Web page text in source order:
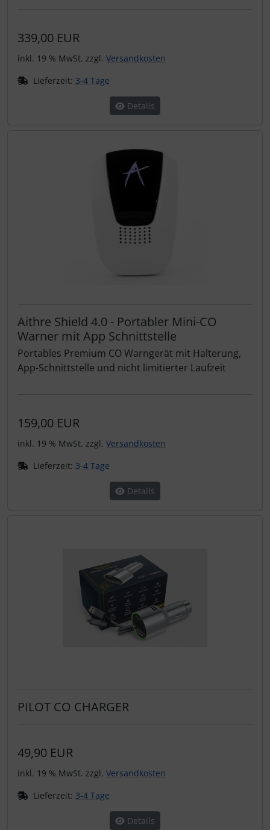
339,00 EUR
inkl. 19 % MwSt. zzgl. Versandkosten
Lieferzeit: 3-4 Tage
Details
Aithre Shield 4.0 - Portabler Mini-CO
Warner mit App Schnittstelle
Portables Premium CO Warngerät mit Halterung,
App-Schnittstelle und nicht limitierter Laufzeit
159,00 EUR
inkl. 19 % MwSt. zzgl. Versandkosten
Lieferzeit: 3-4 Tage
Details
PILOT CO CHARGER
49,90 EUR
inkl. 19 % MwSt. zzgl. Versandkosten
Lieferzeit: 3-4 Tage
Details